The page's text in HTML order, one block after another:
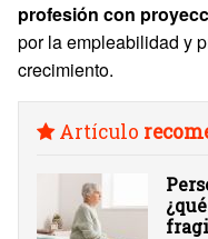
profesión con
por la empleabilidad y
crecimiento.
Artículo